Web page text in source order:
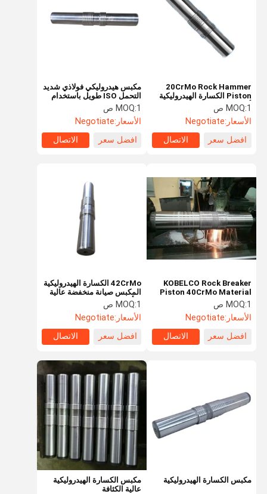
جولة في
المصنع
مراقبة الجودة اتصل بنا أخبار
الحالات اطلب اقتباس
Company
News
أجزاء محرك حفارة
20CrMo Rock Hammer
Piston الكسارة الهيدروليكية
أجزاء سهلة الصيانة
MOQ:1 ص
الأسعار:Negotiate
افضل سعر
الاتصال
مكبس هيدروليكي فولاذي شديد
التحمل ISO طويل باستخدام
الحياة للحفارة
MOQ:1 ص
الأسعار:Negotiate
افضل سعر
الاتصال
KOBELCO Rock Breaker
Piston 40CrMo Material
Polywood Box Packing
MOQ:1 ص
الأسعار:Negotiate
افضل سعر
الاتصال
42CrMo الكسارة الهيدروليكية
المكبس صيانة منخفضة عالية
التأثير التردد
MOQ:1 ص
الأسعار:Negotiate
افضل سعر
الاتصال
مكبس الكسارة الهيدروليكية
مكبس الكسارة الهيدروليكية
عالية الكثافة